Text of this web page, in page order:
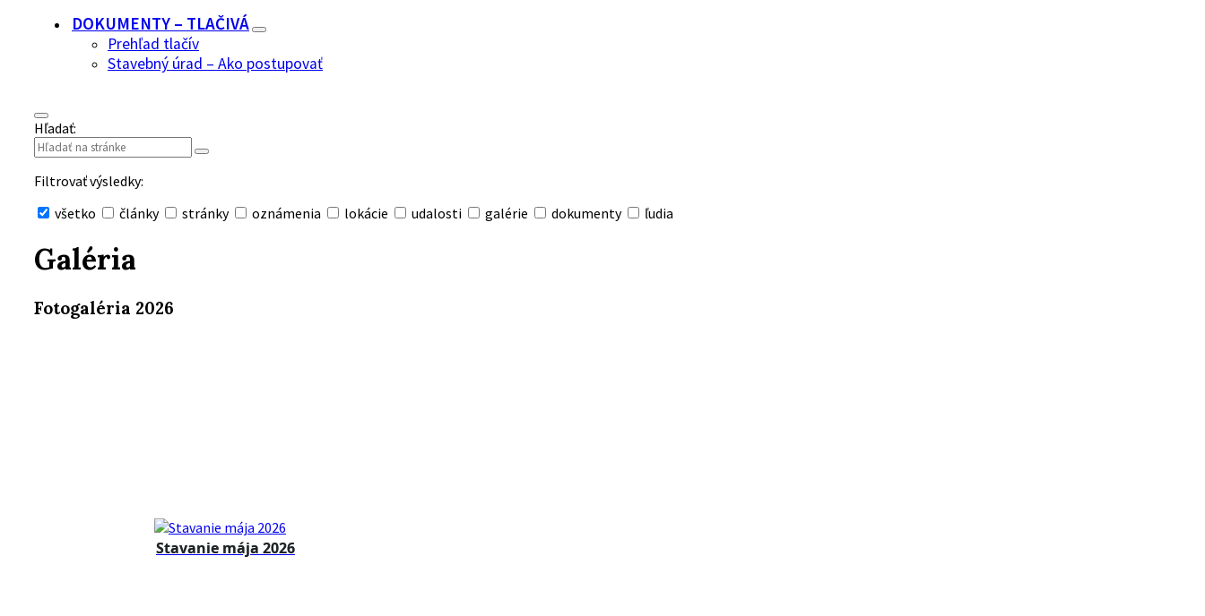
DOKUMENTY – TLAČIVÁ
Prehľad tlačív
Stavebný úrad – Ako postupovať
Hľadať:
Filtrovať výsledky:
všetko
články stránky oznámenia lokácie udalosti galérie dokumenty ľudia
vyhľadávanie
Galéria
Fotogaléria 2026
Stavanie mája 2026